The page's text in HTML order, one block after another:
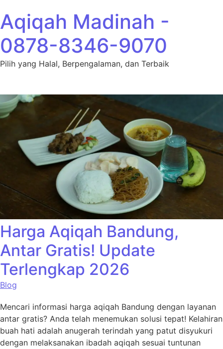
Aqiqah Madinah -
0878-8346-9070
Pilih yang Halal, Berpengalaman, dan Terbaik
Harga Aqiqah Bandung,
Antar Gratis! Update
Terlengkap 2026
Blog
Mencari informasi harga aqiqah Bandung dengan layanan
antar gratis? Anda telah menemukan solusi tepat! Kelahiran
buah hati adalah anugerah terindah yang patut disyukuri
dengan melaksanakan ibadah aqiqah sesuai tuntunan